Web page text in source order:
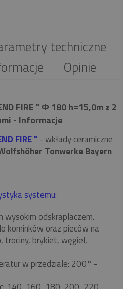
techniczne
Opinie
FIRE " Φ 180 h=15,0m z 2
- Informacje
FIRE " - wkłady ceramiczne
Tonwerke Bayern
systemu:
wysokim odskraplaczem.
kominków oraz pieców na
trociny, brykiet, węgiel,
w przedziale: 200° -